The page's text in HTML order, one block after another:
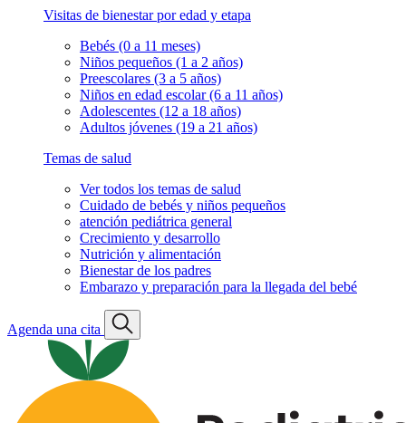
Visitas de bienestar por edad y etapa
Bebés (0 a 11 meses)
Niños pequeños (1 a 2 años)
Preescolares (3 a 5 años)
Niños en edad escolar (6 a 11 años)
Adolescentes (12 a 18 años)
Adultos jóvenes (19 a 21 años)
Temas de salud
Ver todos los temas de salud
Cuidado de bebés y niños pequeños
atención pediátrica general
Crecimiento y desarrollo
Nutrición y alimentación
Bienestar de los padres
Embarazo y preparación para la llegada del bebé
Agenda una cita